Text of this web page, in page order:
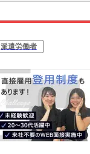
派遣労働者